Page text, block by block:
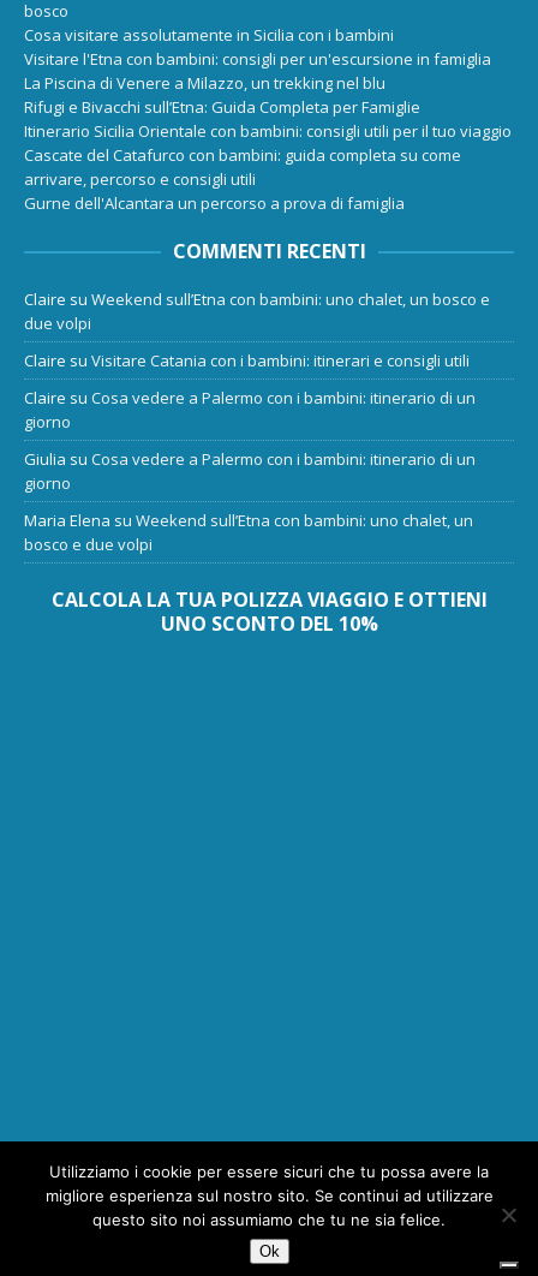
bosco
Cosa visitare assolutamente in Sicilia con i bambini
Visitare l'Etna con bambini: consigli per un'escursione in famiglia
La Piscina di Venere a Milazzo, un trekking nel blu
Rifugi e Bivacchi sull’Etna: Guida Completa per Famiglie
Itinerario Sicilia Orientale con bambini: consigli utili per il tuo viaggio
Cascate del Catafurco con bambini: guida completa su come
arrivare, percorso e consigli utili
Gurne dell'Alcantara un percorso a prova di famiglia
COMMENTI RECENTI
Claire su Weekend sull’Etna con bambini: uno chalet, un bosco e
due volpi
Claire su Visitare Catania con i bambini: itinerari e consigli utili
Claire su Cosa vedere a Palermo con i bambini: itinerario di un
giorno
Giulia su Cosa vedere a Palermo con i bambini: itinerario di un
giorno
Maria Elena su Weekend sull’Etna con bambini: uno chalet, un
bosco e due volpi
CALCOLA LA TUA POLIZZA VIAGGIO E OTTIENI
UNO SCONTO DEL 10%
Copyright © 2026 | MH Magazine WordPress Theme by
Utilizziamo i cookie per essere sicuri che tu possa avere la
migliore esperienza sul nostro sito. Se continui ad utilizzare
questo sito noi assumiamo che tu ne sia felice.
Ok